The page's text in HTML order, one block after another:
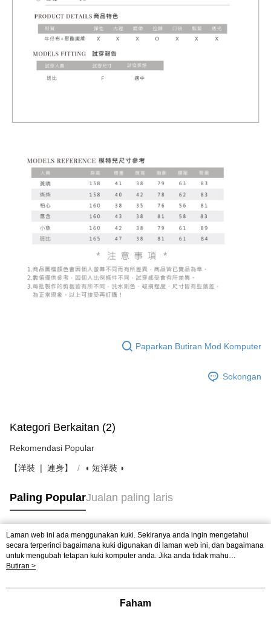
Paparkan Butiran Mod Komputer
Sokongan
Kategori Berkaitan (2)
Rekomendasi Popular
【洋裝 ❘ 連身】 ◖ 短洋裝 ◗
Paling PopularJualan paling laris
Tag Popular
Laman web ini ada menggunakan kuki. Sekiranya anda ingin mengetahui
secara terperinci bagaimana kuki digunakan di laman web ini, dan bagaimana
untuk mengubah tetapan kuki komputer anda. Jika anda tidak mahu
menggunakan kuki di komputer anda, sila rujuk penerangan mengenai kuki.
mengetahui secara terperinci bagaimana kuki digunakan di laman web ini,
mahu menggunakan kuki di komputer anda, sila rujuk penerangan mengenai
Butiran >
Faham